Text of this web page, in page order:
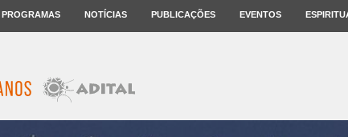
PROGRAMAS NOTÍCIAS PUBLICAÇÕES EVENTOS